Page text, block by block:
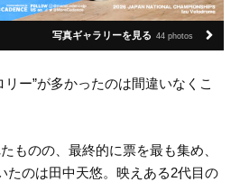
写真ギャラリーを見る 44 photos
ー”が多かったのは間違いなくこ
ものの、最終的に票を最も集め、
たのは田中天悠。映えある2代目の